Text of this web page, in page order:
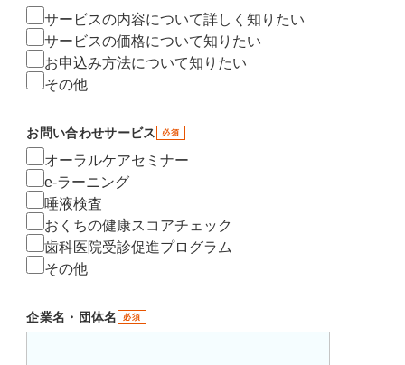
サービスの内容について詳しく知りたい
サービスの価格について知りたい
お申込み方法について知りたい
その他
お問い合わせサービス 必須
オーラルケアセミナー
e-ラーニング
唾液検査
おくちの健康スコアチェック
歯科医院受診促進プログラム
その他
企業名・団体名 必須